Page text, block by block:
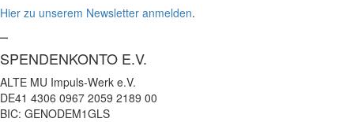
Hier zu unserem Newsletter anmelden.
–
SPENDENKONTO E.V.
ALTE MU Impuls-Werk e.V.
DE41 4306 0967 2059 2189 00
BIC: GENODEM1GLS